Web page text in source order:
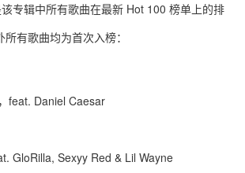
专辑中所有歌曲在最新 Hot 100 榜单上的排
有歌曲均为首次入榜：
feat. Daniel Caesar
GloRilla, Sexyy Red & Lil Wayne